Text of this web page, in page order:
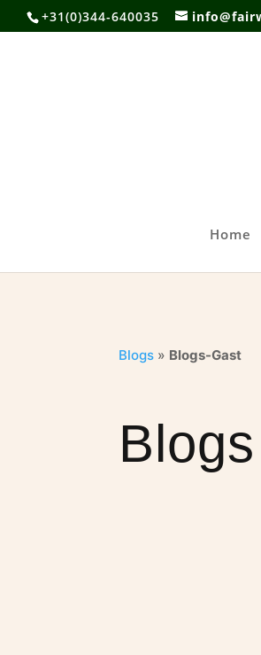
+31(0)344-640035
Home
Blogs » Blogs-Gast